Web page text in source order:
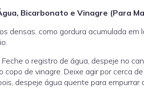
Bicarbonato e Vinagre (Para
densas, como gordura acumulada
Feche o registro de água, despeje no
copo de vinagre. Deixe agir por cerca
despeje água quente para empurrar